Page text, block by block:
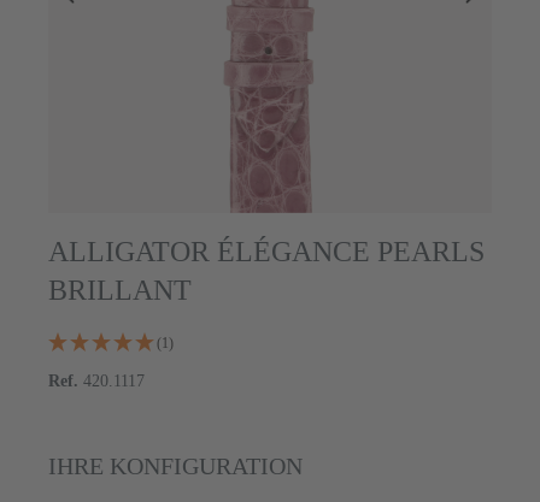
ALLIGATOR ÉLÉGANCE PEARLS
BRILLANT
(1)
Ref. 420.1117
IHRE KONFIGURATION